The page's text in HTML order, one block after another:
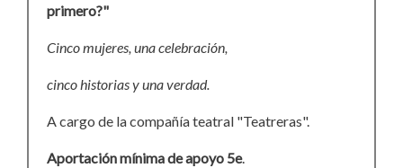
primero?"
Cinco mujeres, una celebración,
cinco historias y una verdad.
A cargo de la compañía teatral "Teatreras".
Aportación mínima de apoyo 5e.